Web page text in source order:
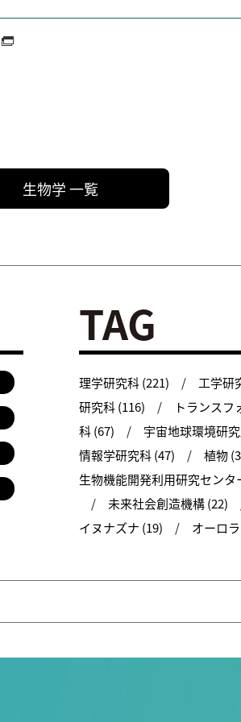
生物学 一覧
TAG
理学研究科 (221)
工学研
研究科 (116)
トランス
科 (67)
宇宙地球環境研
情報学研究科 (47)
植物
生物機能開発利用研究センタ
未来社会創造機構 (22)
イヌナズナ (19)
オーロ